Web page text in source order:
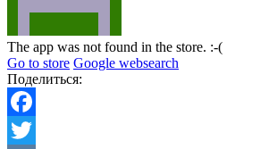
The app was not found in the store. :-(
Go to store Google websearch
Поделиться:
Facebook